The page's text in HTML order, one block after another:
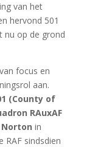
van het
hervond 501
nu op de grond
focus en
aan.
(County of
RAuxAF
Norton in
RAF sindsdien